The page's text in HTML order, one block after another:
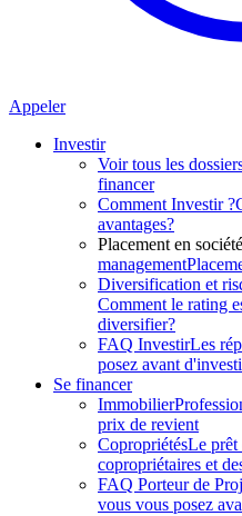
Appeler
Investir
Voir tous les
financer
Comment Investir ?
avantages?
Placement en société
management
Diversification et
Comment le rating
diversifier?
FAQ InvestirLes
posez avant
Se financer
Immobilier
prix de revient
CopropriétésLe prêt
copropriétaires et
FAQ Porteur de
vous vous posez